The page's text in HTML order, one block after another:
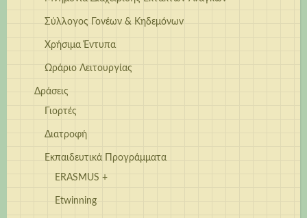
Σύλλογος Γονέων & Κηδεμόνων
Χρήσιμα Έντυπα
Ωράριο Λειτουργίας
Δράσεις
Γιορτές
Διατροφή
Εκπαιδευτικά Προγράμματα
ERASMUS +
Etwinning